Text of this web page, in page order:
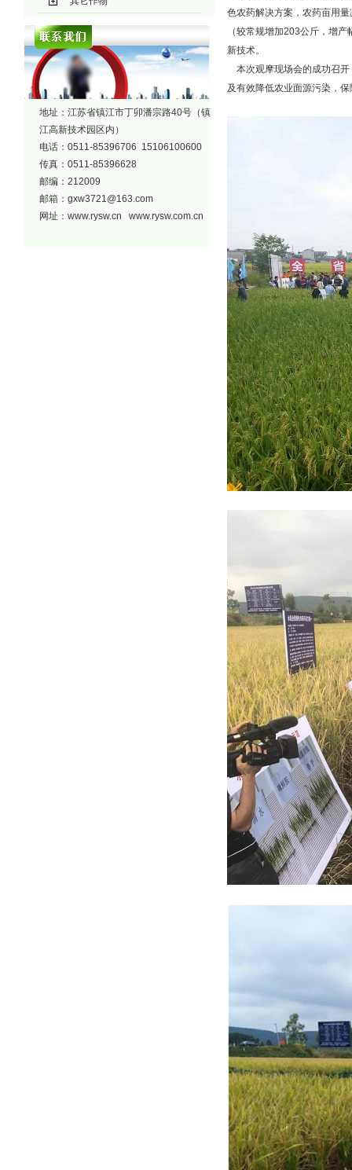
地址：江苏省镇江市丁卯潘宗路40号（镇
江高新技术园区内）
电话：0511-85396706 15106100600
传真：0511-85396628
邮编：212009
邮箱： gxw3721@163.com
网址： www.rysw.cn www.rysw.com.cn
色农药解决方案，农药亩用
（较常规增加203公斤，增
新技术。
本次观摩现场会的成功召开
及有效降低农业面源污染，